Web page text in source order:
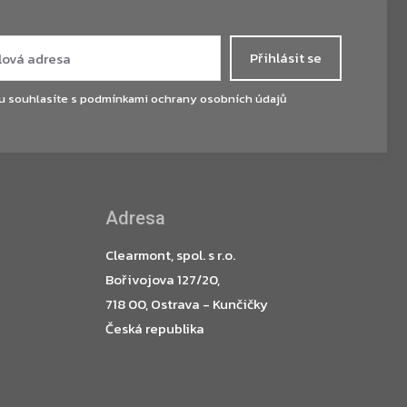
Přihlásit se
souhlasíte s podmínkami ochrany osobních údajů
Adresa
Clearmont, spol. s r.o.
Bořivojova 127/20,
718 00, Ostrava - Kunčičky
Česká republika